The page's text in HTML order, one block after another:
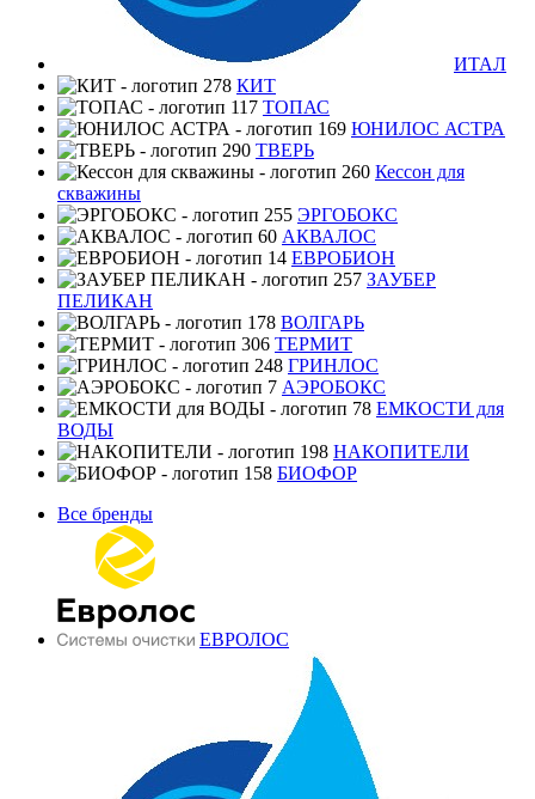
ИТАЛ
КИТ
ТОПАС
ЮНИЛОС АСТРА
ТВЕРЬ
Кессон для
скважины
ЭРГОБОКС
АКВАЛОС
ЕВРОБИОН
ЗАУБЕР
ПЕЛИКАН
ВОЛГАРЬ
ТЕРМИТ
ГРИНЛОС
АЭРОБОКС
ЕМКОСТИ для
ВОДЫ
НАКОПИТЕЛИ
БИОФОР
Все бренды
ЕВРОЛОС